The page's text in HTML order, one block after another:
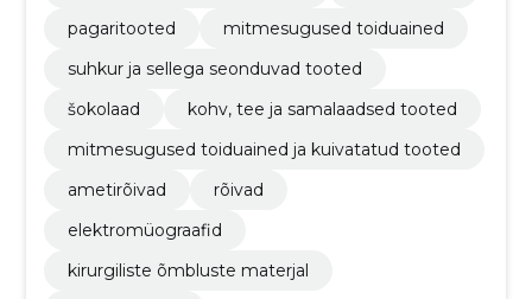
pagaritooted
mitmesugused toiduained
suhkur ja sellega seonduvad tooted
šokolaad
kohv, tee ja samalaadsed tooted
mitmesugused toiduained ja kuivatatud tooted
ametirõivad
rõivad
elektromüograafid
kirurgiliste õmbluste materjal